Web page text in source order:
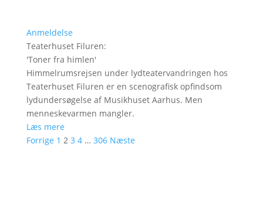
Anmeldelse
Teaterhuset Filuren:
'Toner fra himlen'
Himmelrumsrejsen under lydteatervandringen hos
Teaterhuset Filuren er en scenografisk opfindsom
lydundersøgelse af Musikhuset Aarhus. Men
menneskevarmen mangler.
Læs mere
Forrige 1 2 3 4 … 306 Næste